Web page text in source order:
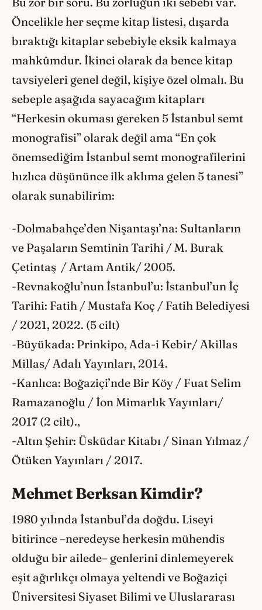
Öncelikle her seçme kitap listesi, dışarda
bıraktığı kitaplar sebebiyle eksik kalmaya
mahkûmdur. İkinci olarak da bence kitap
tavsiyeleri genel değil, kişiye özel olmalı. Bu
sebeple aşağıda sayacağım kitapları
“Herkesin okuması gereken 5 İstanbul semt
monografisi” olarak değil ama “En çok
önemsediğim İstanbul semt monografilerini
hızlıca düşününce ilk aklıma gelen 5 tanesi”
olarak sunabilirim:
-Dolmabahçe’den Nişantaşı’na: Sultanların
ve Paşaların Semtinin Tarihi / M. Burak
Çetintaş / Artam Antik/ 2005.
-Revnakoğlu’nun İstanbul’u: İstanbul’un İç
Tarihi: Fatih / Mustafa Koç / Fatih Belediyesi
/ 2021, 2022. (5 cilt)
-Büyükada: Prinkipo, Ada-i Kebir/ Akillas
Millas/ Adalı Yayınları, 2014.
-Kanlıca: Boğaziçi’nde Bir Köy / Fuat Selim
Ramazanoğlu / İon Mimarlık Yayınları/
2017 (2 cilt).,
-Altın Şehir: Üsküdar Kitabı / Sinan Yılmaz /
Ötüken Yayınları / 2017.
Mehmet Berksan Kimdir?
1980 yılında İstanbul’da doğdu. Liseyi
bitirince –neredeyse herkesin mühendis
olduğu bir ailede– genlerini dinlemeyerek
eşit ağırlıkçı olmaya yeltendi ve Boğaziçi
Üniversitesi Siyaset Bilimi ve Uluslararası